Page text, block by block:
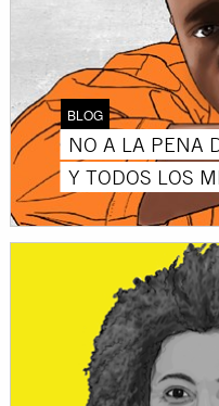
BLOG
NO A LA PENA
Y TODOS LOS